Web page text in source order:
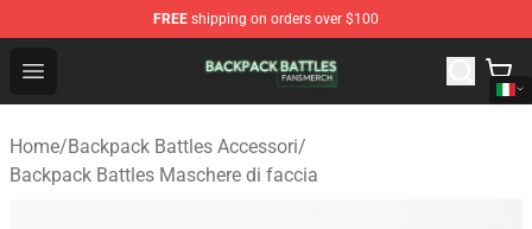
FREE shipping on orders over $100
Open menu
Backpack Battles Shop - Official Backpack Battles
Home/Backpack Battles Accessori/
Backpack Battles Maschere di faccia